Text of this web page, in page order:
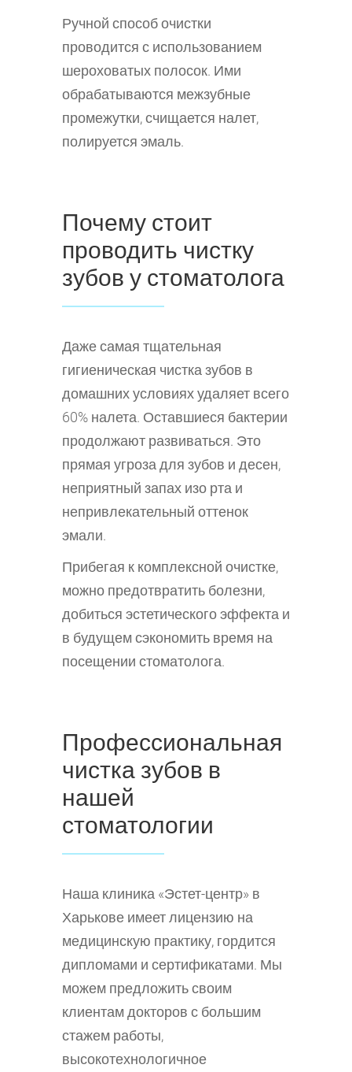
Ручной способ очистки
проводится с использованием
шероховатых полосок. Ими
обрабатываются межзубные
промежутки, счищается налет,
полируется эмаль.
Почему стоит
проводить чистку
зубов у стоматолога
Даже самая тщательная
гигиеническая чистка зубов в
домашних условиях удаляет всего
60% налета. Оставшиеся бактерии
продолжают развиваться. Это
прямая угроза для зубов и десен,
неприятный запах изо рта и
непривлекательный оттенок
эмали.
Прибегая к комплексной очистке,
можно предотвратить болезни,
добиться эстетического эффекта и
в будущем сэкономить время на
посещении стоматолога.
Профессиональная
чистка зубов в
нашей
стоматологии
Наша клиника «Эстет-центр» в
Харькове имеет лицензию на
медицинскую практику, гордится
дипломами и сертификатами. Мы
можем предложить своим
клиентам докторов с большим
стажем работы,
высокотехнологичное